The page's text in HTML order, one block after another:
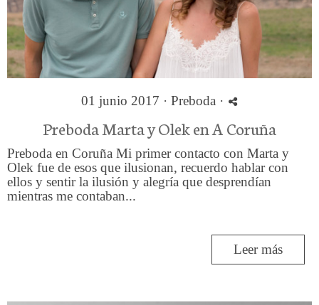
01 junio 2017 · Preboda·
Preboda Marta y Olek en A Coruña
Preboda en Coruña Mi primer contacto con Marta y
Olek fue de esos que ilusionan, recuerdo hablar con
ellos y sentir la ilusión y alegría que desprendían
mientras me contaban...
Leer más